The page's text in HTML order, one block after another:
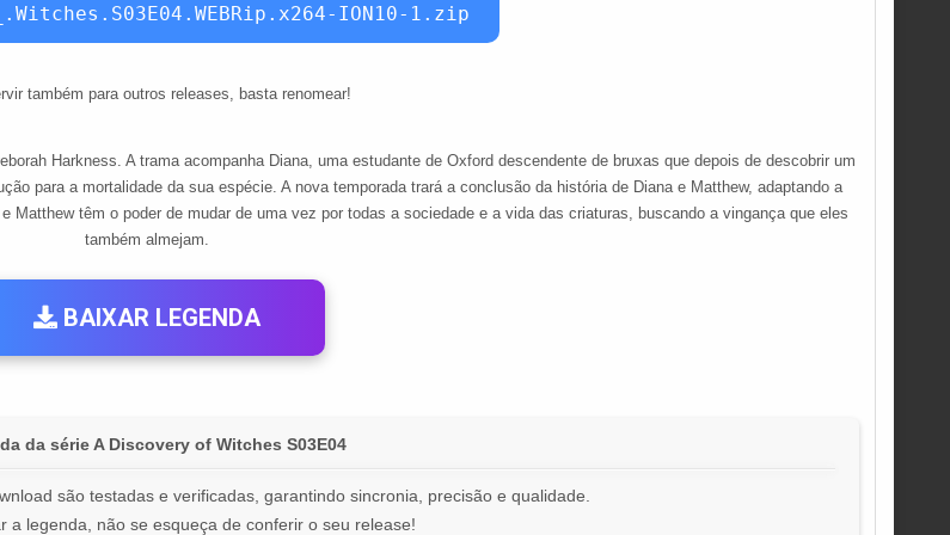
ION10-1.zip
também para outros releases, basta renomear!
Harkness. A trama acompanha Diana, uma estudante de Oxford descendente de bruxas que depois de descobrir um
para a mortalidade da sua espécie. A nova temporada trará a conclusão da história de Diana e Matthew, adaptando a
Matthew têm o poder de mudar de uma vez por todas a sociedade e a vida das criaturas, buscando a vingança que eles
também almejam.
BAIXAR LEGENDA
da série A Discovery of Witches S03E04
são testadas e verificadas, garantindo sincronia, precisão e qualidade.
a legenda, não se esqueça de conferir o seu release!